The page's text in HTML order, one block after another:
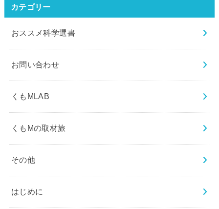
カテゴリー
おススメ科学選書
お問い合わせ
くもMLAB
くもMの取材旅
その他
はじめに